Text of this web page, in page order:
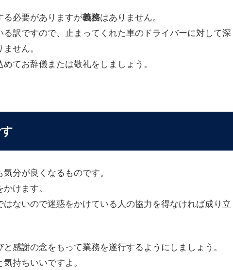
る必要がありますが義務はありません。
訳ですので、止まってくれた車のドライバーに対して深
せん。
てお辞儀または敬礼をしましょう。
分が良くなるものです。
けます。
ないので迷惑をかけている人の協力を得なければ成り立
感謝の念をもって業務を遂行するようにしましょう。
持ちいいですよ。